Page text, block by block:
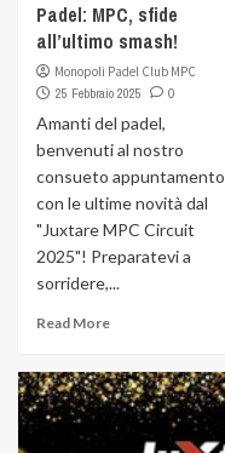
Padel: MPC, sfide
all’ultimo smash!
Monopoli Padel Club MPC
25 Febbraio 2025
0
Amanti del padel,
benvenuti al nostro
consueto appuntamento
con le ultime novità dal
"Juxtare MPC Circuit
2025"! Preparatevi a
sorridere,...
Read More